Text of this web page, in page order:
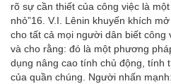
rõ sự cần thiết của công việc là
nhỏ”16. V.I. Lênin khuyến khích
cho tất cả mọi người dân biết
và cho rằng: đó là một phương
dụng nâng cao tính chủ động, tính
của quần chúng. Người nhấn